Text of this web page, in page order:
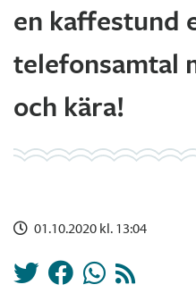
en kaffestund
telefonsamtal
och kära!
01.10.2020 kl. 13:04